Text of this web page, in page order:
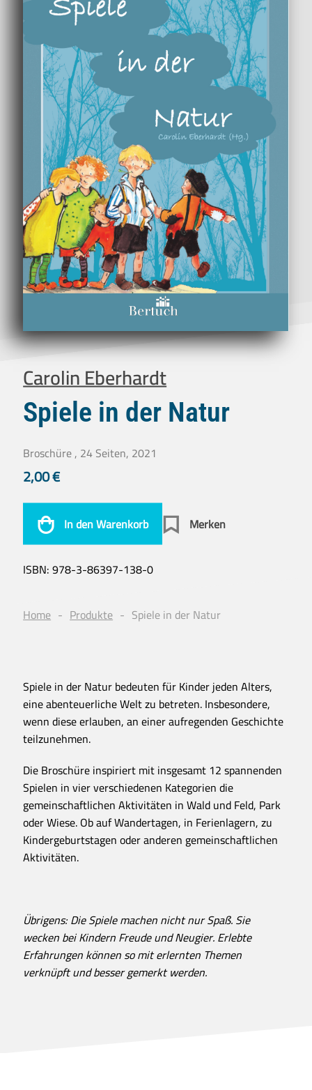
Carolin Eberhardt
Spiele in der Natur
Broschüre , 24 Seiten, 2021
2,00€
In den Warenkorb Merken
ISBN:978-3-86397-138-0
Home Produkte Spiele in der Natur
Spiele in der Natur bedeuten für Kinder jeden Alters,
eine abenteuerliche Welt zu betreten. Insbesondere,
wenn diese erlauben, an einer aufregenden Geschichte
teilzunehmen.
Die Broschüre inspiriert mit insgesamt 12 spannenden
Spielen in vier verschiedenen Kategorien die
gemeinschaftlichen Aktivitäten in Wald und Feld, Park
oder Wiese. Ob auf Wandertagen, in Ferienlagern, zu
Kindergeburtstagen oder anderen gemeinschaftlichen
Aktivitäten.
Übrigens: Die Spiele machen nicht nur Spaß. Sie
wecken bei Kindern Freude und Neugier. Erlebte
Erfahrungen können so mit erlernten Themen
verknüpft und besser gemerkt werden.